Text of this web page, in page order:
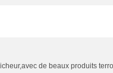
de beaux produits